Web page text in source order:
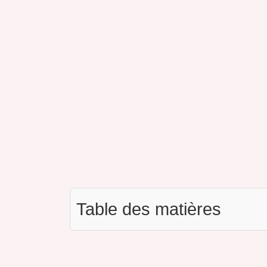
Table des matières